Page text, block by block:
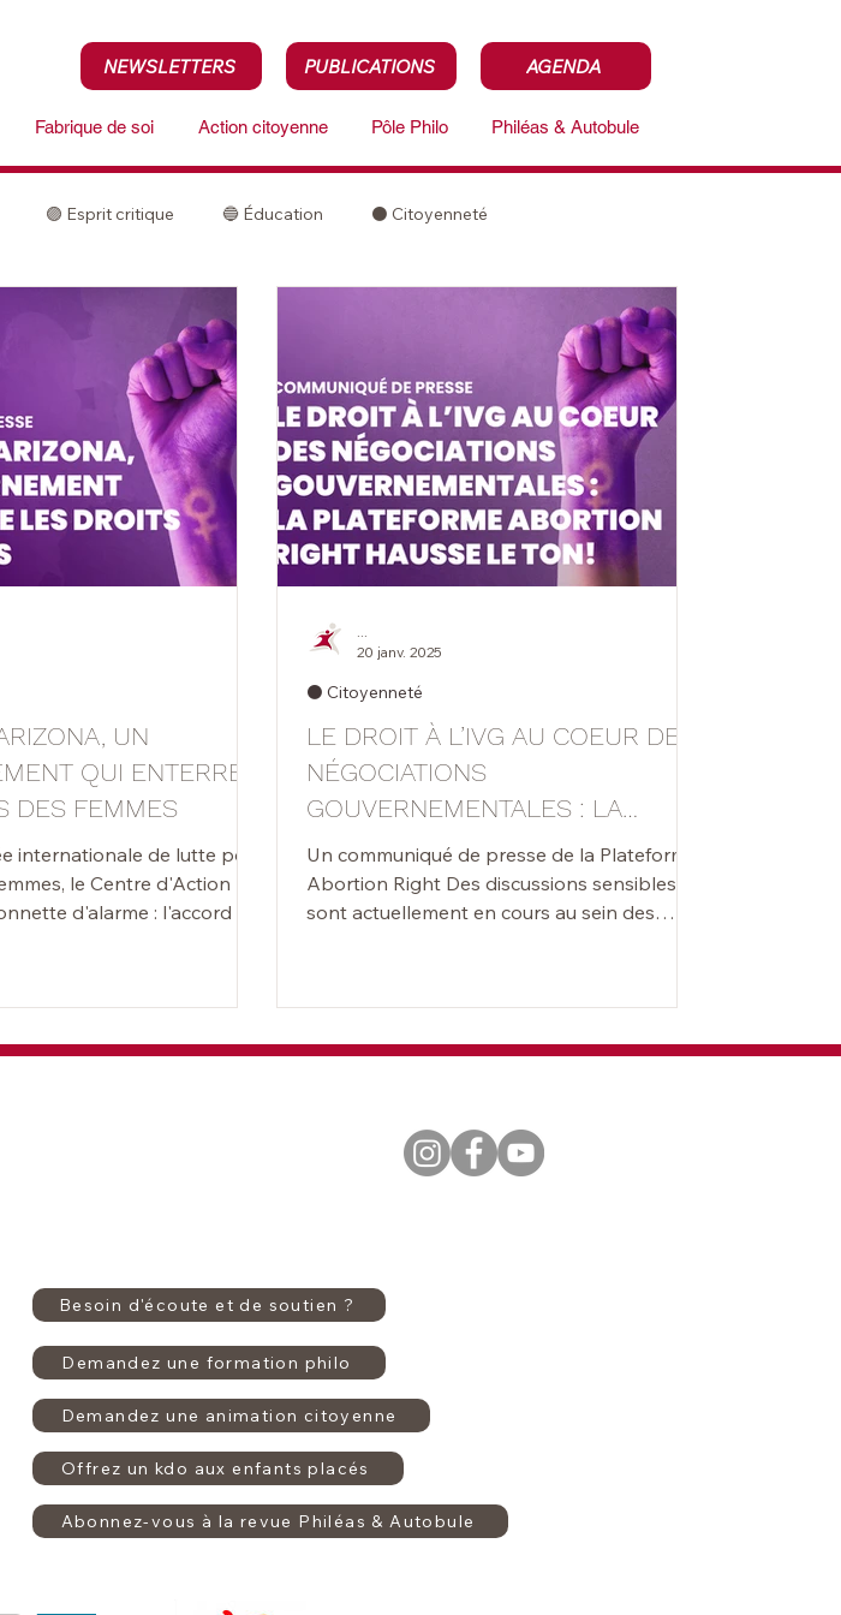
NEWSLETTERS PUBLICATIONS AGENDA
Fabrique de soi Action citoyenne Pôle Philo Philéas & Autobule
🟣 Esprit critique 🔵 Éducation ⚫️ Citoyenneté
UN
QUI ENTERRE
DES FEMMES
internationale de lutte pour
le Centre d'Action
d'alarme : l'accord de
LE DROIT À L’IVG AU COEUR DES
NÉGOCIATIONS
GOUVERNEMENTALES : LA
PLATEFORME ABORTION RIGHT
HAUSSE LE TON !
Un communiqué de presse de la Plateforme
Abortion Right Des discussions sensibles
sont actuellement en cours au sein des
⚫️ Citoyenneté
20 janv. 2025
Besoin d'écoute et de soutien ?
Demandez une formation philo
Demandez une animation citoyenne
Offrez un kdo aux enfants placés
Abonnez-vous à la revue Philéas & Autobule